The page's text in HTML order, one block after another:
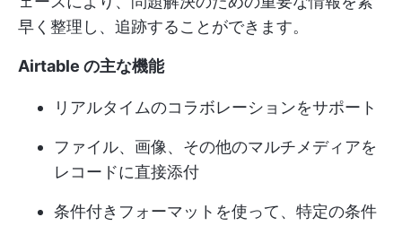
早く整理し、追跡することができます。
Airtable の主な機能
リアルタイムのコラボレーションをサポート
ファイル、画像、その他のマルチメディアを
レコードに直接添付
条件付きフォーマットを使って、特定の条件